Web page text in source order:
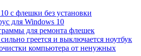
с флешки без установки
для Windows 10
для ремонта флешек
греется и выключается ноутбук
компьютера от ненужных